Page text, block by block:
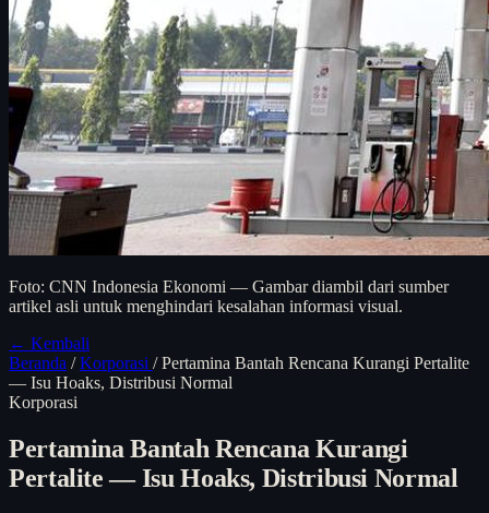
Foto: CNN Indonesia Ekonomi — Gambar diambil dari sumber
artikel asli untuk menghindari kesalahan informasi visual.
← Kembali
Beranda / Korporasi / Pertamina Bantah Rencana Kurangi Pertalite
— Isu Hoaks, Distribusi Normal
Korporasi
Pertamina Bantah Rencana Kurangi
Pertalite — Isu Hoaks, Distribusi Normal